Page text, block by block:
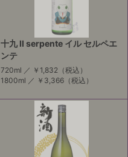
十九 II serpente イル セルペエ
ンテ
720ml ／ ￥1,832 （税込）
1800ml ／ ￥3,366（税込）